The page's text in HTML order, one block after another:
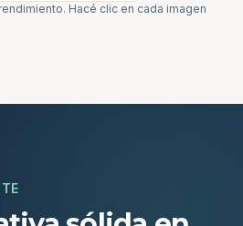
Hacé clic en cada imagen